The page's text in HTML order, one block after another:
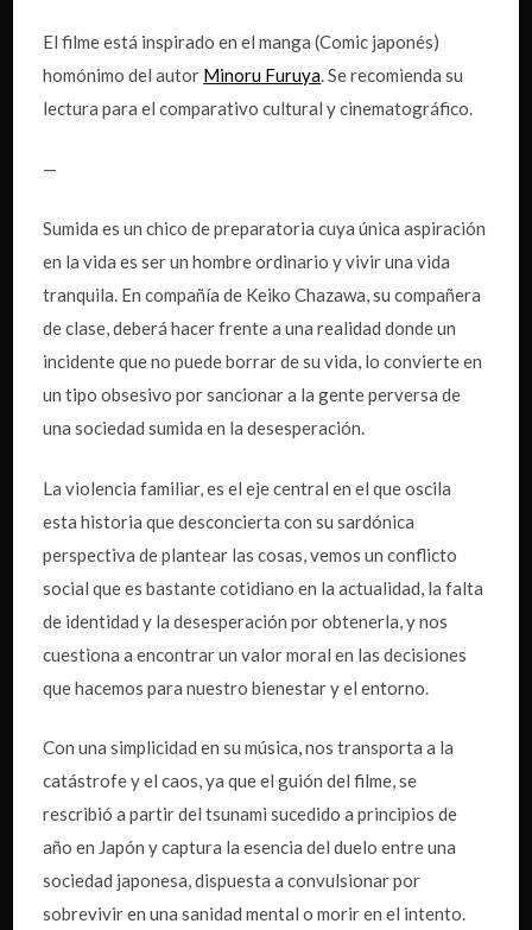
El filme está inspirado en el manga (Comic japonés)
homónimo del autor Minoru Furuya. Se recomienda su
lectura para el comparativo cultural y cinematográfico.
—
Sumida es un chico de preparatoria cuya única aspiración
en la vida es ser un hombre ordinario y vivir una vida
tranquila. En compañía de Keiko Chazawa, su compañera
de clase, deberá hacer frente a una realidad donde un
incidente que no puede borrar de su vida, lo convierte en
un tipo obsesivo por sancionar a la gente perversa de
una sociedad sumida en la desesperación.
La violencia familiar, es el eje central en el que oscila
esta historia que desconcierta con su sardónica
perspectiva de plantear las cosas, vemos un conflicto
social que es bastante cotidiano en la actualidad, la falta
de identidad y la desesperación por obtenerla, y nos
cuestiona a encontrar un valor moral en las decisiones
que hacemos para nuestro bienestar y el entorno.
Con una simplicidad en su música, nos transporta a la
catástrofe y el caos, ya que el guión del filme, se
rescribió a partir del tsunami sucedido a principios de
año en Japón y captura la esencia del duelo entre una
sociedad japonesa, dispuesta a convulsionar por
sobrevivir en una sanidad mental o morir en el intento.